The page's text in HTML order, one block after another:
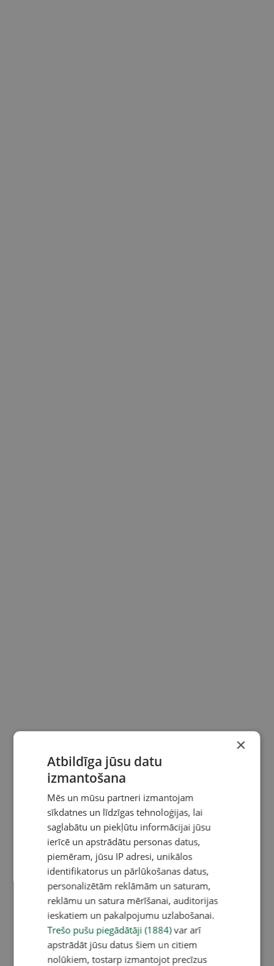
×
Atbildīga jūsu datu
izmantošana
Mēs un mūsu partneri izmantojam
sīkdatnes un līdzīgas tehnoloģijas, lai
saglabātu un piekļūtu informācijai jūsu
ierīcē un apstrādātu personas datus,
piemēram, jūsu IP adresi, unikālos
identifikatorus un pārlūkošanas datus,
personalizētām reklāmām un saturam,
reklāmu un satura mērīšanai, auditorijas
ieskatiem un pakalpojumu uzlabošanai.
Trešo pušu piegādātāji (1884)var arī
apstrādāt jūsu datus šiem un citiem
nolūkiem, tostarp izmantojot precīzus